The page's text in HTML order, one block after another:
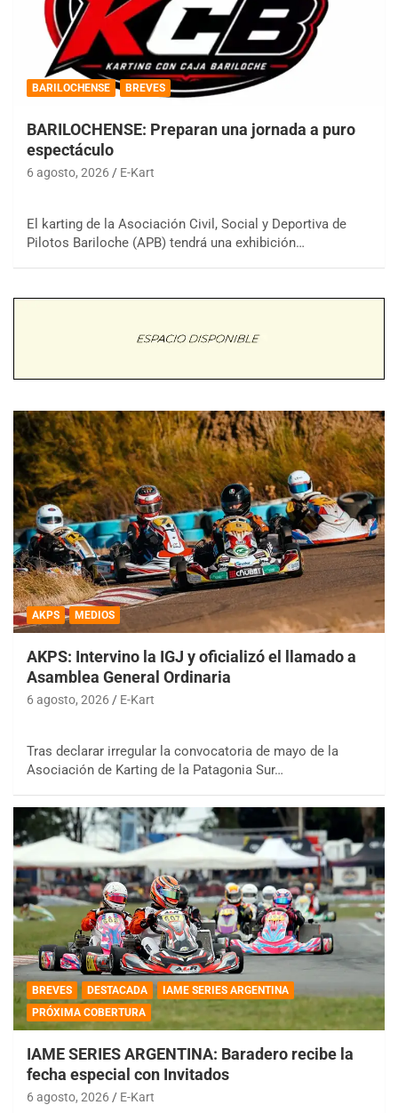
BARILOCHENSE BREVES
BARILOCHENSE: Preparan una jornada a puro
espectáculo
6 agosto, 2026 E-Kart
El karting de la Asociación Civil, Social y Deportiva de
Pilotos Bariloche (APB) tendrá una exhibición…
AKPS MEDIOS
AKPS: Intervino la IGJ y oficializó el llamado a
Asamblea General Ordinaria
6 agosto, 2026 E-Kart
Tras declarar irregular la convocatoria de mayo de la
Asociación de Karting de la Patagonia Sur…
BREVES DESTACADA
IAME SERIES ARGENTINA
PRÓXIMA COBERTURA
IAME SERIES ARGENTINA: Baradero recibe la
fecha especial con Invitados
6 agosto, 2026 E-Kart